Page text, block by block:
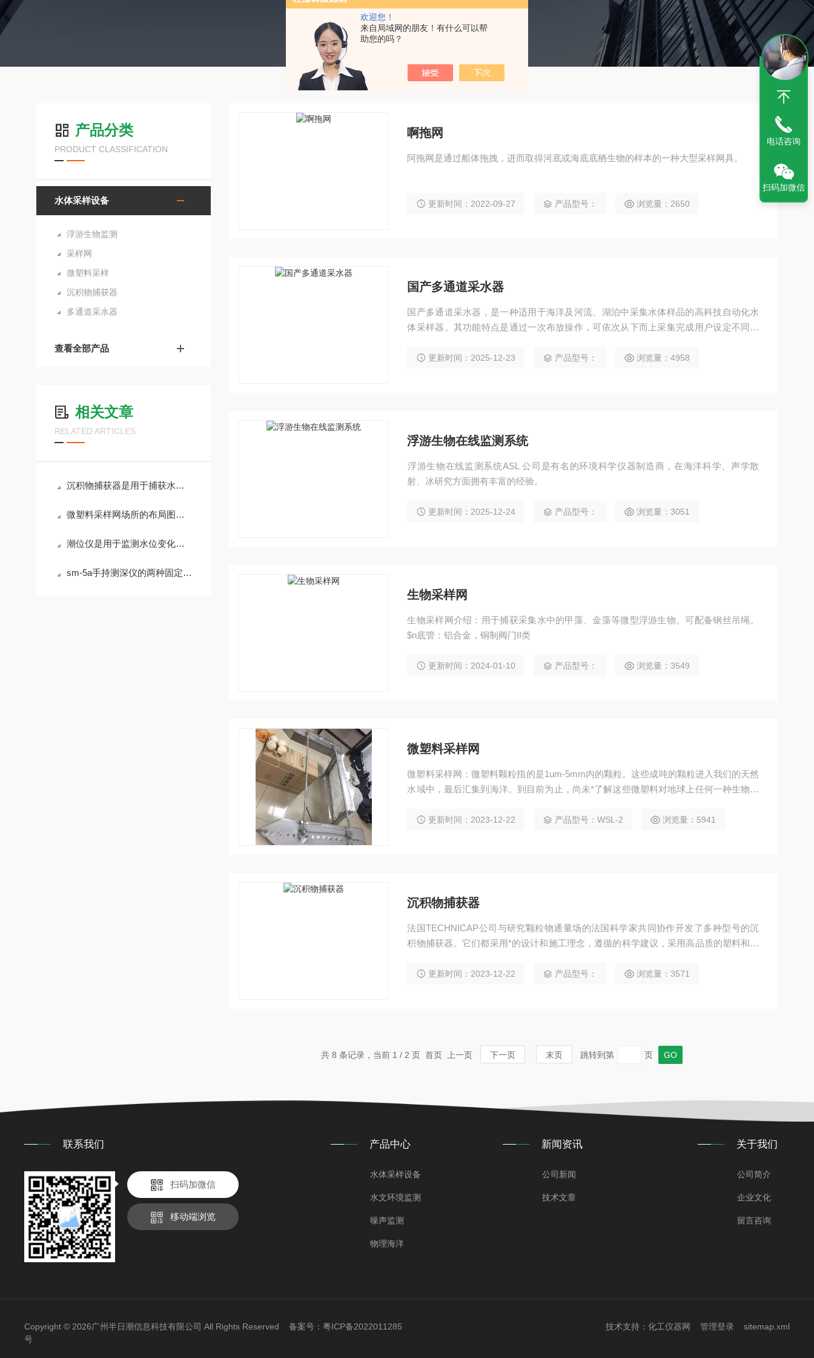
欢迎您！
来自局域网的朋友！有什么可以帮
助您的吗？
产品分类
PRODUCT CLASSIFICATION
水体采样设备
浮游生物监测
采样网
微塑料采样
沉积物捕获器
多通道采水器
查看全部产品
相关文章
RELATED ARTICLES
沉积物捕获器是用于捕获水体中悬浮物质的装置
微塑料采样网场所的布局图和测量结果的确认方法
潮位仪是用于监测水位变化的仪器设备
sm-5a手持测深仪的两种固定安装方法
啊拖网
阿拖网是通过船体拖拽，进而取得河底或海底底栖生物的样本的一种大型采样网具。
更新时间：2022-09-27 产品型号： 浏览量：2650
国产多通道采水器
国产多通道采水器，是一种适用于海洋及河流、湖泊中采集水体样品的高科技自动化水
体采样器。其功能特点是通过一次布放操作，可依次从下而上采集完成用户设定不同深
更新时间：2025-12-23 产品型号： 浏览量：4958
浮游生物在线监测系统
​浮游生物在线监测系统ASL 公司是有名的环境科学仪器制造商，在海洋科学、声学散
射、冰研究方面拥有丰富的经验。
更新时间：2025-12-24 产品型号： 浏览量：3051
生物采样网
生物采样网介绍：用于捕获采集水中的甲藻、金藻等微型浮游生物。可配备钢丝吊绳。
$n底管：铝合金，铜制阀门II类
更新时间：2024-01-10 产品型号： 浏览量：3549
微塑料采样网
微塑料采样网：微塑料颗粒指的是1um-5mm内的颗粒。这些成吨的颗粒进入我们的天然
水域中，最后汇集到海洋。到目前为止，尚未*了解这些微塑料对地球上任何一种生物有
中的微塑料颗粒的数量对水生生态环境的影响有着至关重要的作用。
更新时间：2023-12-22 产品型号：WSL-2 浏览量：5941
沉积物捕获器
法国TECHNICAP公司与研究颗粒物通量场的法国科学家共同协作开发了多种型号的沉
积物捕获器。它们都采用*的设计和施工理念，遵循的科学建议，采用高品质的塑料和耐
更新时间：2023-12-22 产品型号： 浏览量：3571
共 8 条记录，当前 1 / 2 页 首页 上一页 下一页 末页 跳转到第 页
联系我们
扫码加微信
移动端浏览
产品中心
水体采样设备
水文环境监测
噪声监测
物理海洋
新闻资讯
公司新闻
技术文章
关于我们
公司简介
企业文化
留言咨询
Copyright © 2026广州半日潮信息科技有限公司 All Rights Reserved 备案号：粤ICP备2022011285
号
技术支持： 化工仪器网 管理登录 sitemap.xml
电话咨询
扫码加微信